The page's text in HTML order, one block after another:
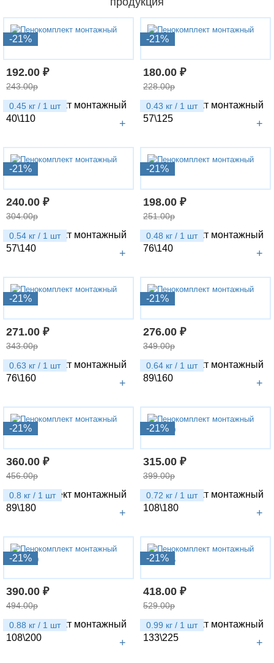
-21%
0.45 кг / 1 шт
192.00 ₽
+
243.00р
Пенокомплект монтажный
40\110
-21%
0.43 кг / 1 шт
180.00 ₽
+
228.00р
Пенокомплект монтажный
57\125
-21%
0.54 кг / 1 шт
240.00 ₽
+
304.00р
Пенокомплект монтажный
57\140
-21%
0.48 кг / 1 шт
198.00 ₽
+
251.00р
Пенокомплект монтажный
76\140
-21%
0.63 кг / 1 шт
271.00 ₽
+
343.00р
Пенокомплект монтажный
76\160
-21%
0.64 кг / 1 шт
276.00 ₽
+
349.00р
Пенокомплект монтажный
89\160
-21%
0.8 кг / 1 шт
360.00 ₽
+
456.00р
Пенокомплект монтажный
89\180
-21%
0.72 кг / 1 шт
315.00 ₽
+
399.00р
Пенокомплект монтажный
108\180
-21%
0.88 кг / 1 шт
390.00 ₽
+
494.00р
Пенокомплект монтажный
108\200
-21%
0.99 кг / 1 шт
418.00 ₽
+
529.00р
Пенокомплект монтажный
133\225